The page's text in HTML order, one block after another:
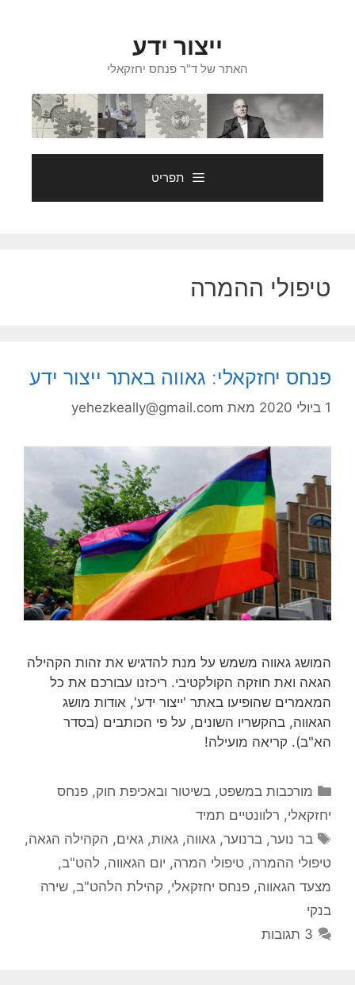
ייצור ידע
האתר של ד"ר פנחס יחזקאלי
תפריט
טיפולי ההמרה
פנחס יחזקאלי: גאווה באתר ייצור ידע
1 ביולי 2020 מאת yehezkeally@gmail.com
המושג גאווה משמש על מנת להדגיש את זהות הקהילה
הגאה ואת חוזקה הקולקטיבי. ריכזנו עבורכם את כל
המאמרים שהופיעו באתר 'ייצור ידע', אודות מושג
הגאווה, בהקשריו השונים, על פי הכותבים (בסדר
הא"ב). קריאה מועילה!
קטגוריות
מורכבות במשפט, בשיטור ובאכיפת חוק,פנחס
יחזקאלי, רלוונטיים תמיד
תגיות
בר נוער,ברנוער,גאווה,גאות,גאים, הקהילה הגאה,
טיפולי ההמרה, טיפולי המרה, יום הגאווה, להט"ב,
מצעד הגאווה, פנחס יחזקאלי, קהילת הלהט"ב, שירה
בנקי
3 תגובות